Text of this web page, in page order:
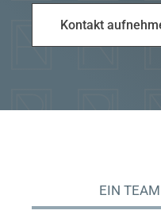
Kontakt
EIN